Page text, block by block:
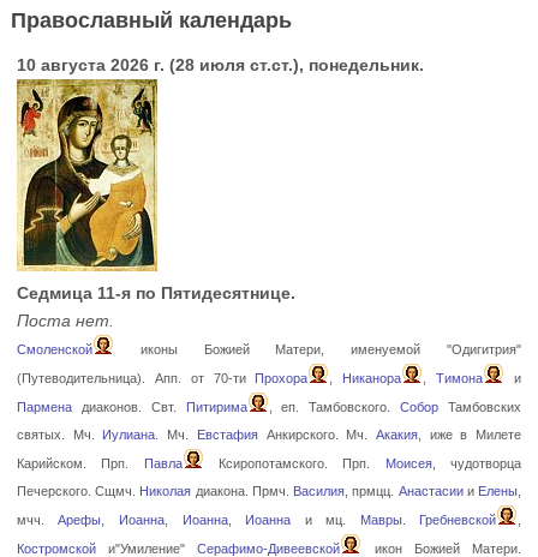
Православный календарь
10 августа 2026 г. (28 июля ст.ст.), понедельник.
Седмица 11-я по Пятидесятнице.
Поста нет.
Смоленской
иконы Божией Матери, именуемой "Одигитрия"
(Путеводительница). Апп. от 70-ти Прохора Никанора ,Тимона
и
Парменадиаконов. Свт. Питирима , еп. Тамбовского.Собор Тамбовских
святых. Мч. Иулиана . Мч. ЕвстафияАнкирского. Мч. Акакия, иже в Милете
Карийском. Прп.
Павла Ксиропотамского. Прп. Моисея, чудотворца
Печерского. Сщмч. Николая диакона. Прмч. Василия , прмцц. Анастасиии Елены
мчч.Арефы Иоанна, Иоанна, Иоанна и мц. Мавры. Гребневской
Костромскойи"Умиление"Серафимо-Дивеевской
икон Божией Матери.